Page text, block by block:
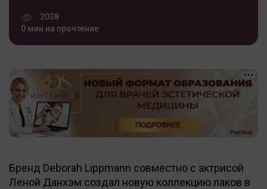
2038
0 мин на прочтение
Бренд Deborah Lippmann совместно с актрисой
Леной Данхэм создал новую коллекцию лаков в